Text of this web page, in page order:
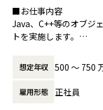
エブリーでは、「明る
も」をパーパスに掲げ
サービスを複数展開し
進化し続けるテクノロ
て、パーソナライズ化
【業務の変更の範囲】
会社の定める業務
「すご
社から、
■お仕事内容
Java、C++等のオブジ
トを実施します。
＜仙台支社での仕事内
・地方自治体など暮ら
分野
・東日本大震災に関す
想定年収 500 〜 750
雇用形態 正社員